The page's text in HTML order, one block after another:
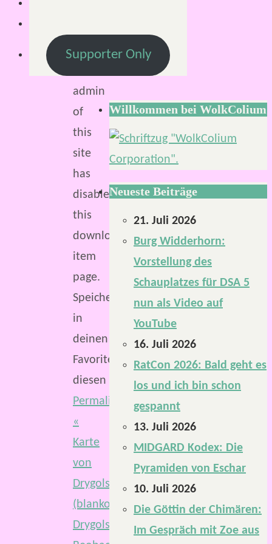
2023
admin
of
this
site
has
disabled
this
download
item
page.
Speichere
in
deinen
Favoriten
diesen
Permalink
«
Karte
von
Drygolstadt
(blanko)
Drygolstädter
Supporter Only
Willkommen bei WolkColium
Neueste Beiträge
21. Juli 2026
Burg Widderhorn:
Vorstellung des
Schauplatzes für DSA 5
nun als Video auf
YouTube
16. Juli 2026
RatCon 2026: Bald geht es
los und ich bin schon
gespannt
13. Juli 2026
MIDGARD Kodex: Die
Pyramiden von Eschar
10. Juli 2026
Die Göttin der Chimären:
Im Gespräch mit Zoe aus